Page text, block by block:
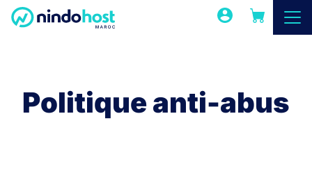
Politique anti-abus